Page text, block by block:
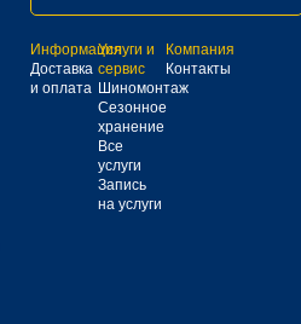
Информация
Доставка
и оплата
Услуги и
сервис
Шиномонтаж
Сезонное
хранение
Все
услуги
Запись
на услуги
Компания
Контакты